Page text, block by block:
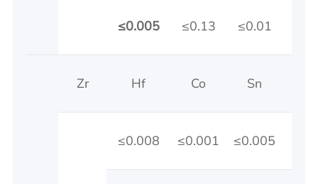
≤0.005 ≤0.13 ≤0.01
Zr Hf Co Sn
≤0.008 ≤0.001 ≤0.005